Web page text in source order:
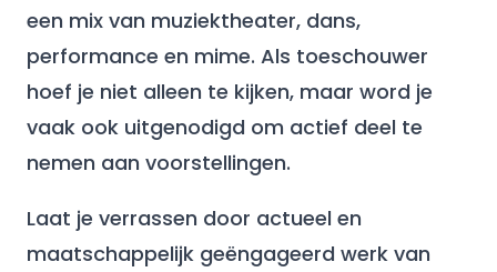
een mix van muziektheater, dans,
performance en mime. Als toeschouwer
hoef je niet alleen te kijken, maar word je
vaak ook uitgenodigd om actief deel te
nemen aan voorstellingen.
Laat je verrassen door actueel en
maatschappelijk geëngageerd werk van